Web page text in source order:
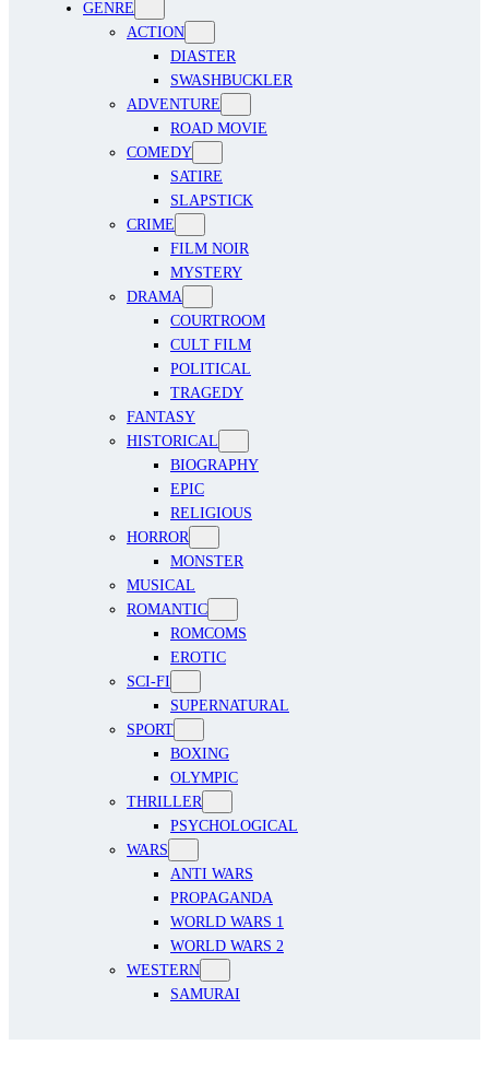
GENRE
ACTION
DIASTER
SWASHBUCKLER
ADVENTURE
ROAD MOVIE
COMEDY
SATIRE
SLAPSTICK
CRIME
FILM NOIR
MYSTERY
DRAMA
COURTROOM
CULT FILM
POLITICAL
TRAGEDY
FANTASY
HISTORICAL
BIOGRAPHY
EPIC
RELIGIOUS
HORROR
MONSTER
MUSICAL
ROMANTIC
ROMCOMS
EROTIC
SCI-FI
SUPERNATURAL
SPORT
BOXING
OLYMPIC
THRILLER
PSYCHOLOGICAL
WARS
ANTI WARS
PROPAGANDA
WORLD WARS 1
WORLD WARS 2
WESTERN
SAMURAI